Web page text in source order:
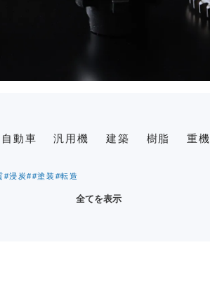
自動車 汎用機 建築 樹脂 重機
#浸炭##塗装 #転造
全てを表示